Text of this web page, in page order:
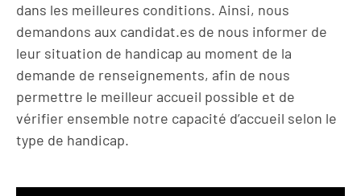
dans les meilleures conditions. Ainsi, nous
demandons aux candidat.es de nous informer de
leur situation de handicap au moment de la
demande de renseignements, afin de nous
permettre le meilleur accueil possible et de
vérifier ensemble notre capacité d’accueil selon le
type de handicap.